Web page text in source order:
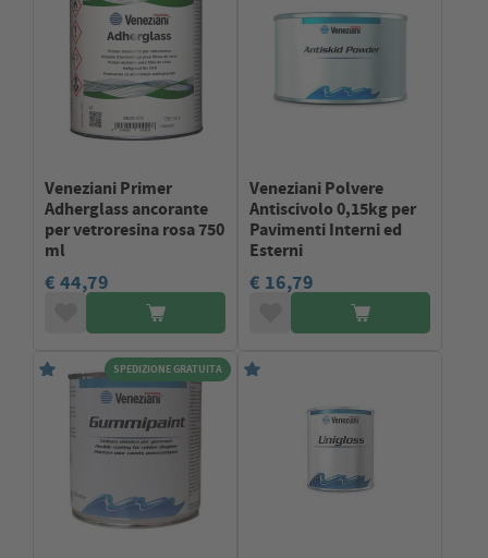
Veneziani Primer
Adherglass ancorante
per vetroresina rosa 750
ml
€ 44,79
Veneziani Polvere
Antiscivolo 0,15kg per
Pavimenti Interni ed
Esterni
€ 16,79
SPEDIZIONE GRATUITA